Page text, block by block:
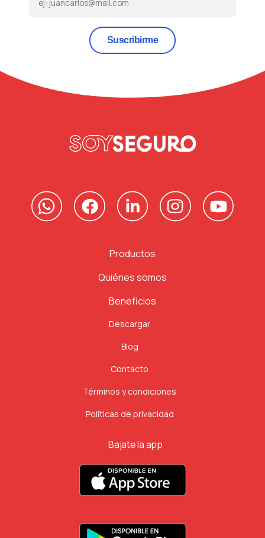
Suscribirme
Productos
Quiénes somos
Beneficios
Descargar
Blog
Contacto
Términos y condiciones
Políticas de privacidad
Bajate la app